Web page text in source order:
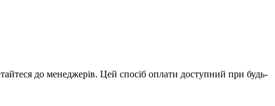
до менеджерів. Цей спосіб оплати доступний при будь-